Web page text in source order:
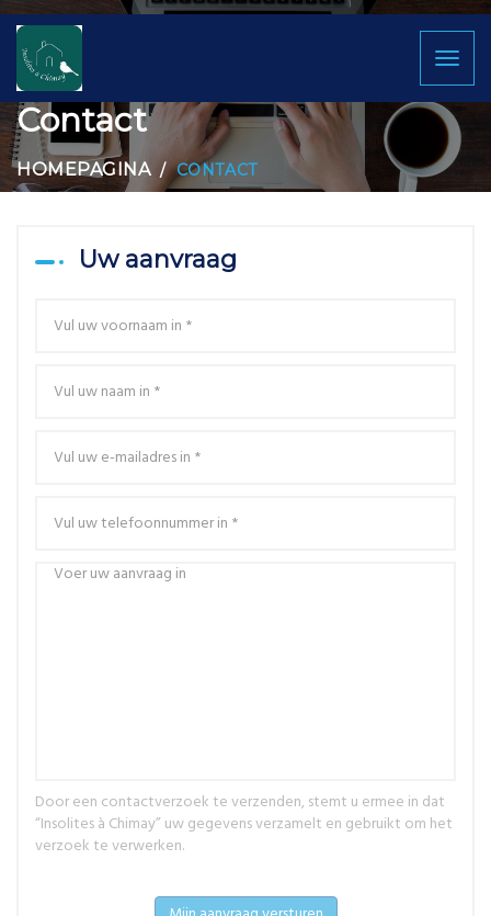
Contact
HOMEPAGINA CONTACT
Uw aanvraag
Door een contactverzoek te verzenden, stemt u ermee in dat
“Insolites à Chimay” uw gegevens verzamelt en gebruikt om het
verzoek te verwerken.